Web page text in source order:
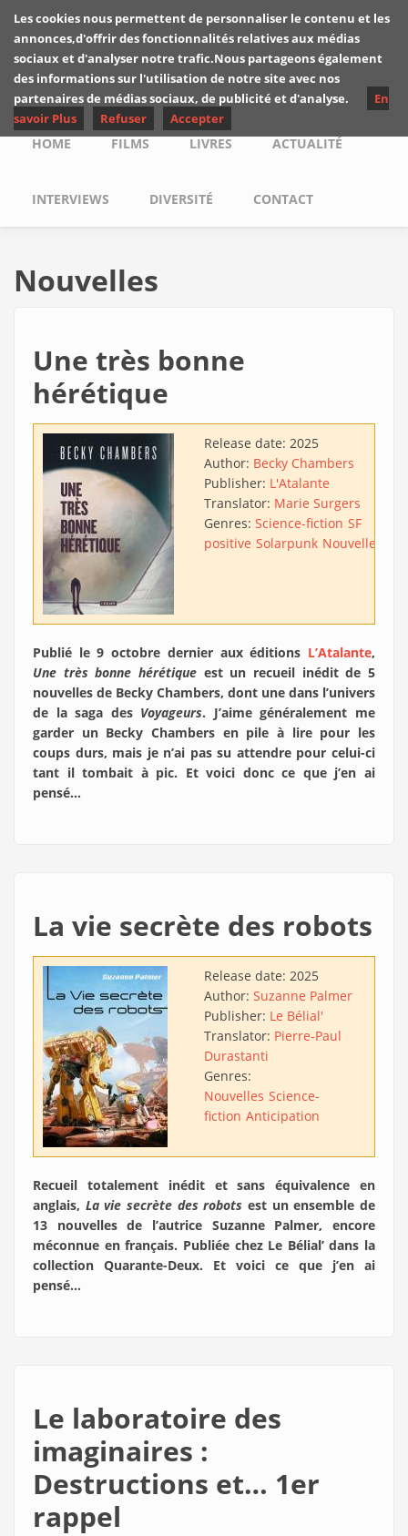
Skip to main content
Les critiques de
Yuyine
Main menu
HOME FILMS LIVRES ACTUALITÉ
INTERVIEWS DIVERSITÉ CONTACT
Nouvelles
Une très bonne
hérétique
Release date: 2025
Author: Becky Chambers
Publisher: L'Atalante
Translator: Marie Surgers
Genres: Science-fiction SF
positive Solarpunk Nouvelles
Publié le 9 octobre dernier aux éditions L’Atalante,
Une très bonne hérétique est un recueil inédit de 5
nouvelles de Becky Chambers, dont une dans l’univers
de la saga des Voyageurs. J’aime généralement me
garder un Becky Chambers en pile à lire pour les
coups durs, mais je n’ai pas su attendre pour celui-ci
tant il tombait à pic. Et voici donc ce que j’en ai
pensé…
La vie secrète des robots
Release date: 2025
Author: Suzanne Palmer
Publisher: Le Bélial'
Translator: Pierre-Paul
Durastanti
Genres:
Nouvelles Science-
fiction Anticipation
Recueil totalement inédit et sans équivalence en
anglais, La vie secrète des robots est un ensemble de
13 nouvelles de l’autrice Suzanne Palmer, encore
méconnue en français. Publiée chez Le Bélial’ dans la
collection Quarante-Deux. Et voici ce que j’en ai
pensé…
Le laboratoire des
imaginaires :
Destructions et… 1er
rappel
Les cookies nous permettent de personnaliser le contenu et les
annonces,d'offrir des fonctionnalités relatives aux médias
sociaux et d'analyser notre trafic.Nous partageons également
des informations sur l'utilisation de notre site avec nos
partenaires de médias sociaux, de publicité et d'analyse.
En
savoir Plus
Refuser Accepter